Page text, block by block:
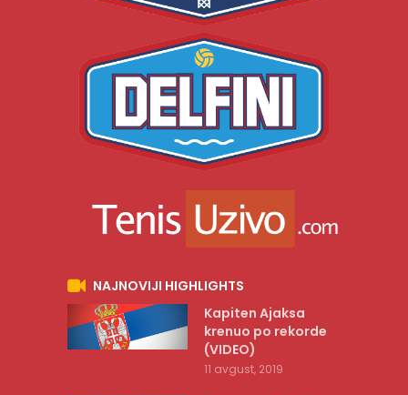
NAJNOVIJI HIGHLIGHTS
Kapiten Ajaksa
krenuo po rekorde
(VIDEO)
11 avgust, 2019